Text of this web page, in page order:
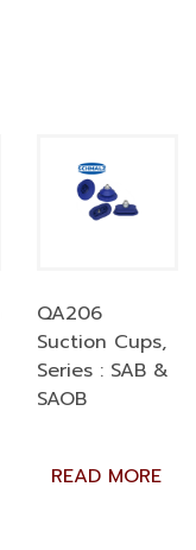
QA206
Suction Cups,
Series : SAB &
SAOB
READ MORE